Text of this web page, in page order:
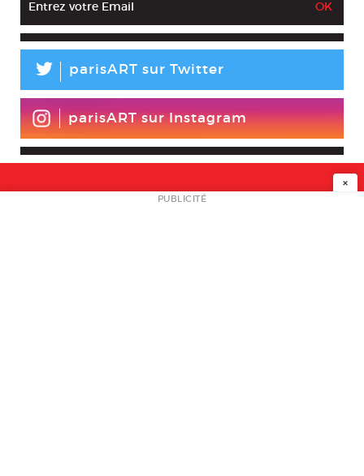
L parisART sur Twitter
parisART sur Instagram
NEWSLETTER
×
PUBLICITÉ